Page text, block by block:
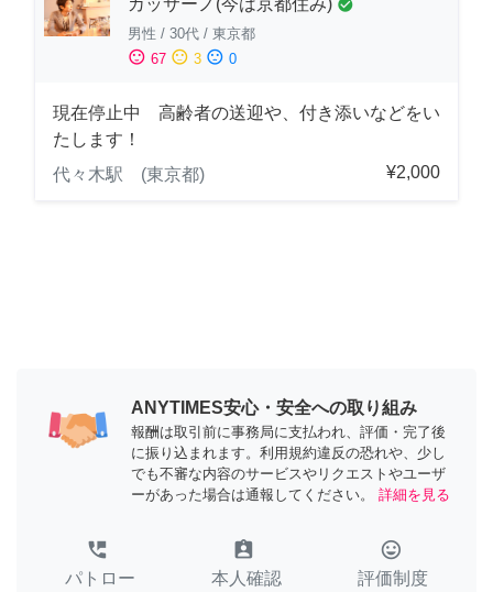
check_circle
男性 / 30代 / 東京都
sentiment_satisfied 67 sentiment_neutral 3 sentiment_dissatisfied 0
現在停止中 高齢者の送迎や、付き添いなどをい
たします！
代々木駅 (東京都)
¥2,000
ANYTIMES安心・安全への取り組み
報酬は取引前に事務局に支払われ、評価・完了後
に振り込まれます。利用規約違反の恐れや、少し
でも不審な内容のサービスやリクエストやユーザ
ーがあった場合は通報してください。
詳細を見る
perm_phone_msg
パトロー
assignment_ind
本人確認
tag_faces
評価制度